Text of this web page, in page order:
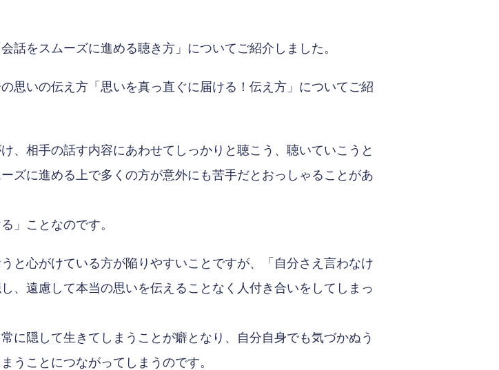
をスムーズに進める聴き方」についてご紹介しました。
思いの伝え方「思いを真っ直ぐに届ける！伝え方」についてご紹
、相手の話す内容にあわせてしっかりと聴こう、聴いていこうと
ズに進める上で多くの方が意外にも苦手だとおっしゃることがあ
」ことなのです。
と心がけている方が陥りやすいことですが、「自分さえ言わなけ
、遠慮して本当の思いを伝えることなく人付き合いをしてしまっ
に隠して生きてしまうことが癖となり、自分自身でも気づかぬう
うことにつながってしまうのです。